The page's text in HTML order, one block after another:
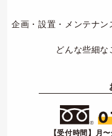
企画・設置・メンテナ
どんな些細な
【受付時間】月